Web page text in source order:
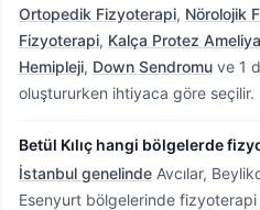
Ortopedik Fizyoterapi, Nörolojik
Fizyoterapi, Kalça Protez
Hemipleji, Down Sendromu ve 1
oluştururken ihtiyaca göre seçilir.
Betül Kılıç hangi bölgelerde
İstanbul genelinde Avcılar,
Esenyurt bölgelerinde fizyoterapi